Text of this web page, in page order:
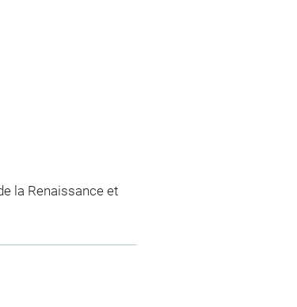
la Renaissance et